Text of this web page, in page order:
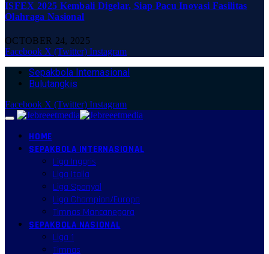
ISFEX 2025 Kembali Digelar, Siap Pacu Inovasi Fasilitas
Olahraga Nasional
OCTOBER 24, 2025
Facebook X (Twitter) Instagram
Sepakbola Internasional
Bulutangkis
Facebook X (Twitter) Instagram
HOME
SEPAKBOLA INTERNASIONAL
Liga Inggris
Liga Italia
Liga Spanyol
Liga Champion/Europa
Timnas Mancanegara
SEPAKBOLA NASIONAL
Liga 1
Timnas